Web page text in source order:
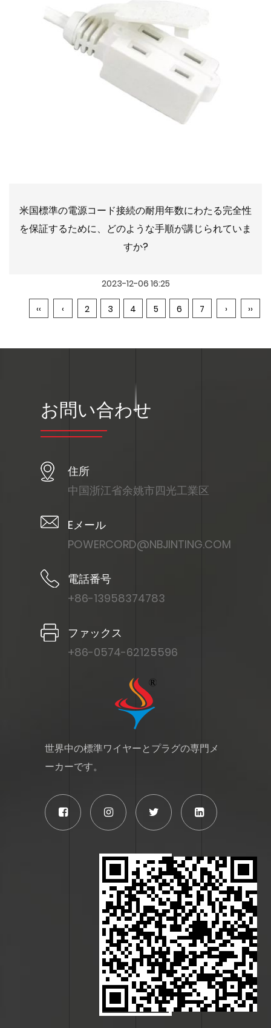
米国標準の電源コード接続の耐用年数にわたる完全性
を保証するために、どのような手順が講じられていま
すか?
2023-12-06 16:25
‹‹ ‹ 2 3 4 5 6 7 › ››
お問い合わせ
住所
中国浙江省余姚市四光工業区
Eメール
POWERCORD@NBJINTING.COM
電話番号
+86-13958374783
ファックス
+86-0574-62125596
世界中の標準ワイヤーとプラグの専門メ
ーカーです。